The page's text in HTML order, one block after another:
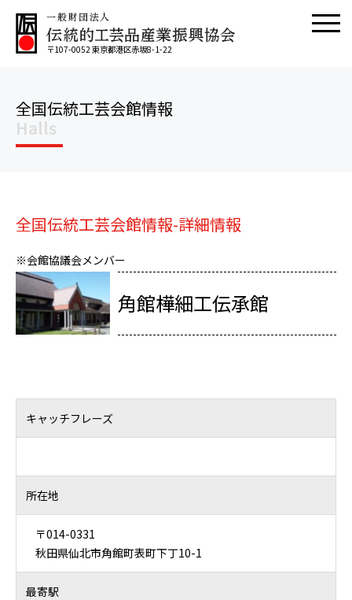
〒107-0052 東京都港区赤坂8-1-22
全国伝統工芸会館情報
Halls
全国伝統工芸会館情報-詳細情報
※会館協議会メンバー
角館樺細工伝承館
キャッチフレーズ
所在地
〒014-0331
秋田県仙北市角館町表町下丁10-1
最寄駅